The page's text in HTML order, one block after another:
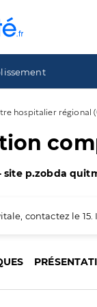
hospitalier régional
site p.zobda
contactez le